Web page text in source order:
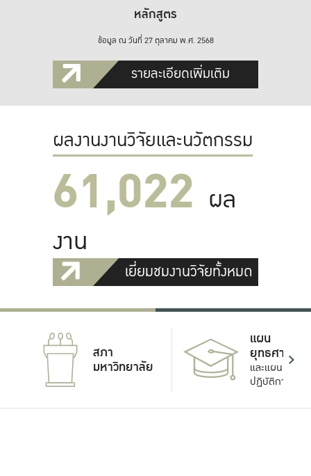
หลักสูตร
ข้อมูล ณ วันที่ 27 ตุลาคม พ.ศ. 2568
รายละเอียดเพิ่มเติม
ผลงานงานวิจัยและนวัตกรรม
61,022 ผล
งาน
เยี่ยมชมงานวิจัยทั้งหมด
สภา
มหาวิทยาลัย
แผน
ยุทธศาสตร์
และแผน
ปฏิบัติการ